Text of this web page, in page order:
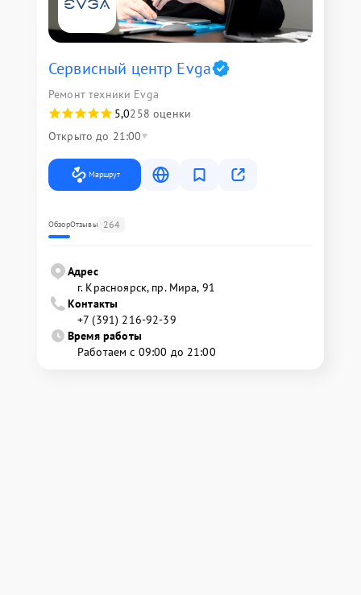
Сервисный центр Evga
Ремонт техники Evga
5,0258 оценки
Открыто до 21:00
Маршрут
ОбзорОтзывы 264
Адрес
г. Красноярск, ​пр. Мира, 91
Контакты
+7 (391) 216-92-39
Время работы
Работаем с 09:00 до 21:00